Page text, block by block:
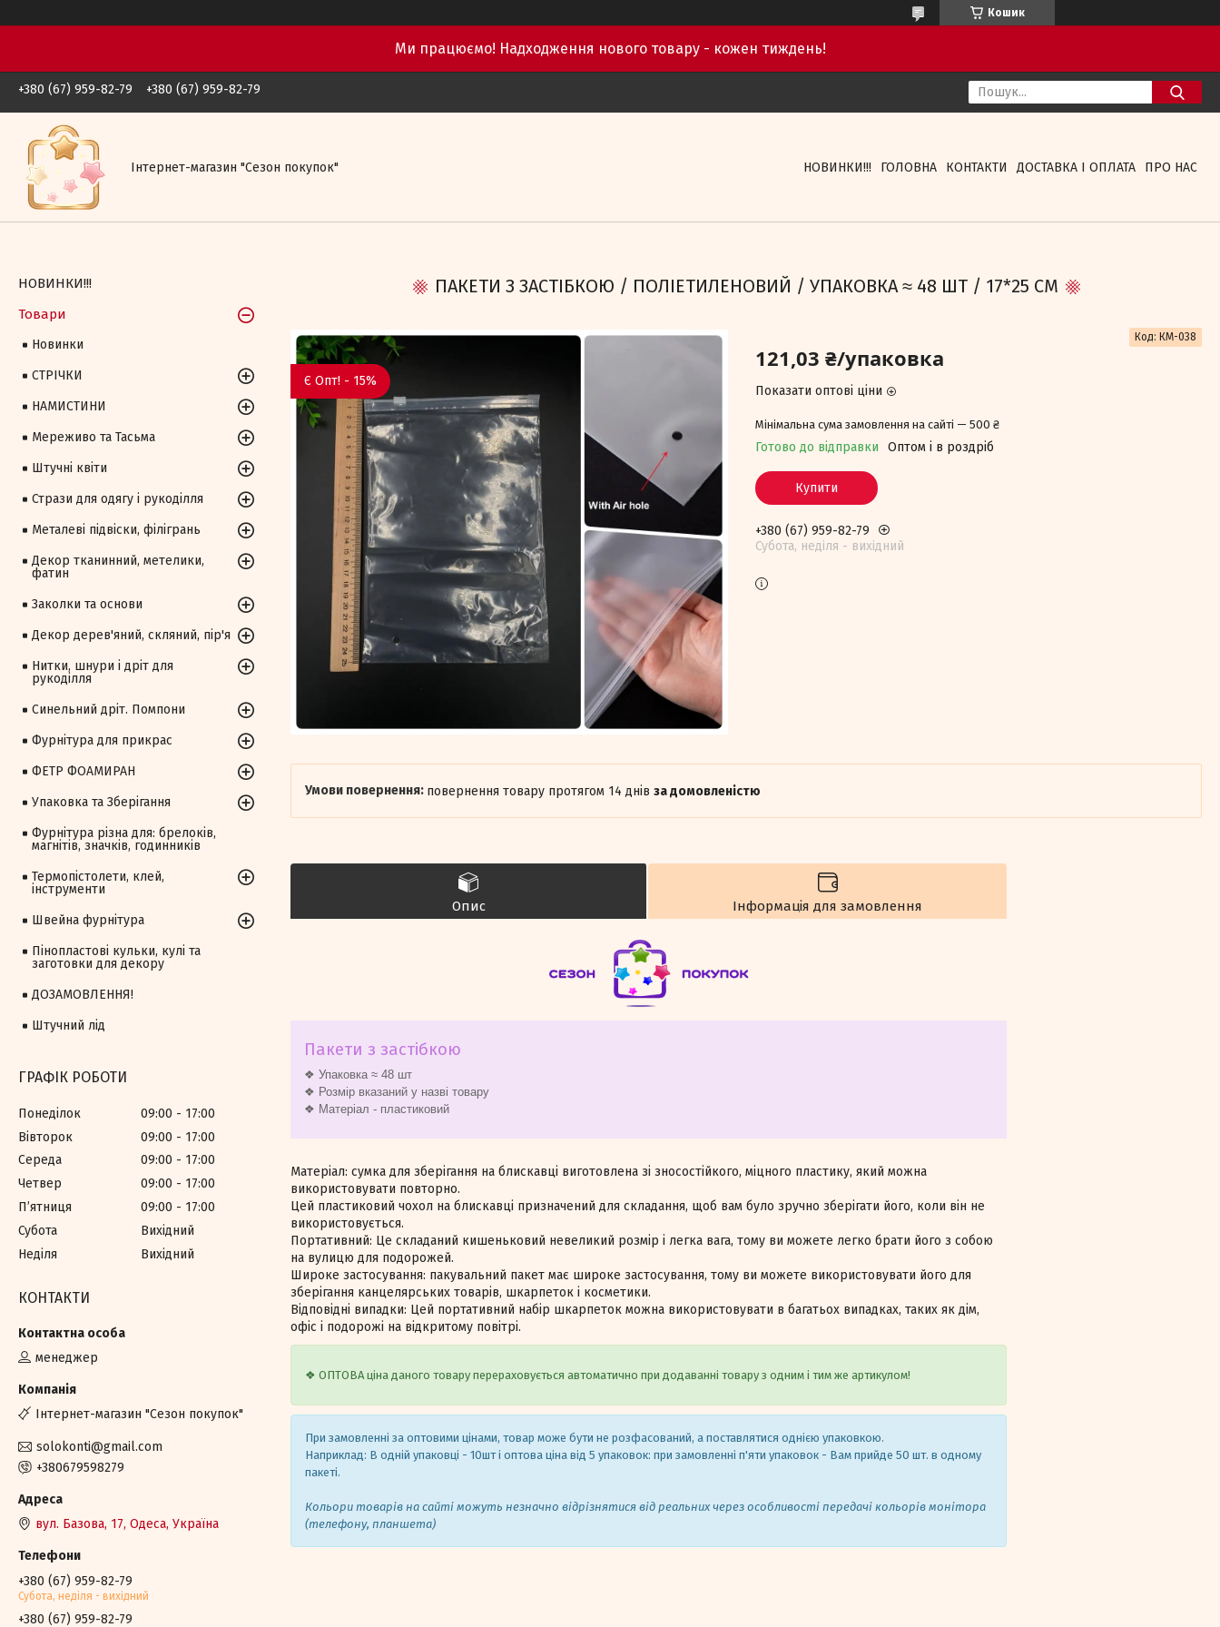
Кошик
Ми працюємо! Надходження нового товару - кожен тиждень!
+380 (67) 959-82-79 +380 (67) 959-82-79
Iнтернет-магазин "Сезон покупок" НОВИНКИ!!! ГОЛОВНА КОНТАКТИ ДОСТАВКА І ОПЛАТА ПРО НАС
ПАКЕТИ З ЗАСТІБКОЮ / ПОЛІЕТИЛЕНОВИЙ / УПАКОВКА ≈ 48 ШТ / 17*25 СМ
Є Опт! - 15%
121,03 ₴/упаковка
Показати оптові ціни
Мінімальна сума замовлення на сайті — 500 ₴
Готово до відправки Оптом і в роздріб
Код: КМ-038
Купити
+380 (67) 959-82-79
Субота, недiля - вихiдний
повернення товару протягом 14 днів за домовленістю
Опис Інформація для замовлення
Пакети з застібкою
❖ Упаковка ≈ 48 шт
❖ Розмір вказаний у назві товару
❖ Матеріал - пластиковий
Матеріал: сумка для зберігання на блискавці виготовлена зі зносостійкого, міцного пластику, який можна
використовувати повторно.
Цей пластиковий чохол на блискавці призначений для складання, щоб вам було зручно зберігати його, коли він не
використовується.
Портативний: Це складаний кишеньковий невеликий розмір і легка вага, тому ви можете легко брати його з собою
на вулицю для подорожей.
Широке застосування: пакувальний пакет має широке застосування, тому ви можете використовувати його для
зберігання канцелярських товарів, шкарпеток і косметики.
Відповідні випадки: Цей портативний набір шкарпеток можна використовувати в багатьох випадках, таких як дім,
офіс і подорожі на відкритому повітрі.
❖ ОПТОВА ціна даного товару перераховується автоматично при додаванні товару з одним і тим же артикулом!
При замовленні за оптовими цінами, товар може бути не розфасований, а поставлятися однією упаковкою.
Наприклад: В одній упаковці - 10шт і оптова ціна від 5 упаковок: при замовленні п'яти упаковок - Вам прийде 50 шт. в одному
пакеті.
Кольори товарів на сайті можуть незначно відрізнятися від реальних через особливості передачі кольорів монітора
(телефону, планшета)
НОВИНКИ!!!
Товари
Новинки
СТРІЧКИ
НАМИСТИНИ
Мереживо та Тасьма
Штучні квіти
Стрази для одягу і рукоділля
Металеві підвіски, філігрань
Декор тканинний, метелики,
фатин
Заколки та основи
Декор дерев'яний, скляний, пір'я
Нитки, шнури і дріт для
рукоділля
Синельний дріт. Помпони
Фурнітура для прикрас
ФЕТР ФОАМИРАН
Упаковка та Зберігання
Фурнітура різна для: брелоків,
магнітів, значків, годинників
Термопістолети, клей,
інструменти
Швейна фурнітура
Пінопластові кульки, кулі та
заготовки для декору
ДОЗАМОВЛЕННЯ!
Штучний лід
ГРАФІК РОБОТИ
Понеділок 09:00
17:00
Вівторок
09:00
17:00
Середа
09:00
17:00
Четвер
09:00
17:00
Пʼятниця
09:00
17:00
Субота
Вихідний
Неділя
Вихідний
КОНТАКТИ
менеджер
Iнтернет-магазин "Сезон покупок"
solokonti@gmail.com
+380679598279
вул. Базова, 17, Одеса, Україна
+380 (67) 959-82-79
Субота, недiля - вихiдний
+380 (67) 959-82-79